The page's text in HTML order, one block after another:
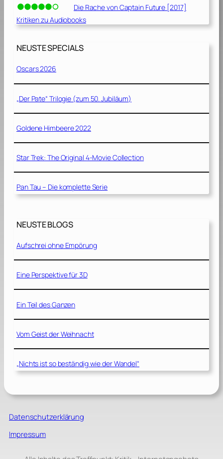
Die Rache von Captain Future [2017]
Kritiken zu Audiobooks
NEUSTE SPECIALS
Oscars 2026
„Der Pate“ Trilogie (zum 50. Jubiläum)
Goldene Himbeere 2022
Star Trek: The Original 4-Movie Collection
Pan Tau – Die komplette Serie
NEUSTE BLOGS
Aufschrei ohne Empörung
Eine Perspektive für 3D
Ein Teil des Ganzen
Vom Geist der Weihnacht
„Nichts ist so beständig wie der Wandel“
Datenschutzerklärung
Impressum